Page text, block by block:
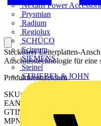
Nexans Power
Prysmian
Radium
Regiolux
SCHÜCO
Scireum
SIEMENS
Steinel
STRIEBEL & JOHN
Steckbarer Leiterplatten-
Anschlusstechnologie für
Produktkennzeichen
SKU: 2645000000
EAN: 04050118641974
GTIN: 04050118641974
MPN: CPS 5.00/07/270F SN